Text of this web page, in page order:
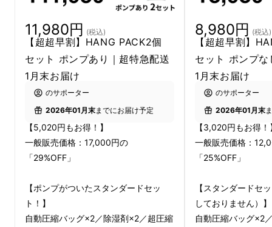
11,980円 (税込)
【超超早割】HANG PACK2個
セット ポンプあり｜超特急配送
1月末お届け
のサポーター
2026年01月末までにお届け予定
【5,020円もお得！】
一般販売価格：17,000円の
「29%OFF」
【ポンプがついたスタンダードセッ
ト！】
自動圧縮バッグ×2／除湿剤×2／超圧縮
8,980円 (税込)
【超超早割】
セット ポンプ
1月末お届け
のサポーター
2026年01月末
【3,020円もお得！
一般販売価格：
「25%OFF」
【スタンダードセ
しておりません）】
自動圧縮バッグ×2